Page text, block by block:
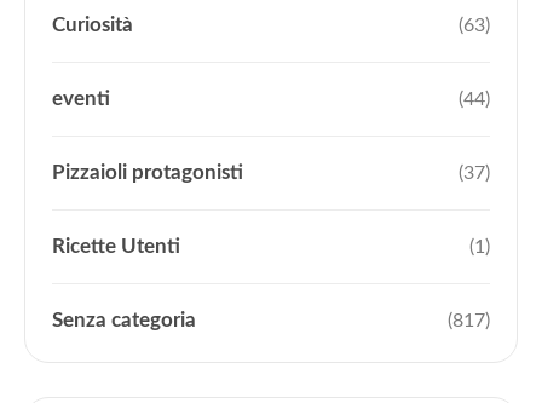
Curiosità (63)
eventi (44)
Pizzaioli protagonisti (37)
Ricette Utenti (1)
Senza categoria (817)